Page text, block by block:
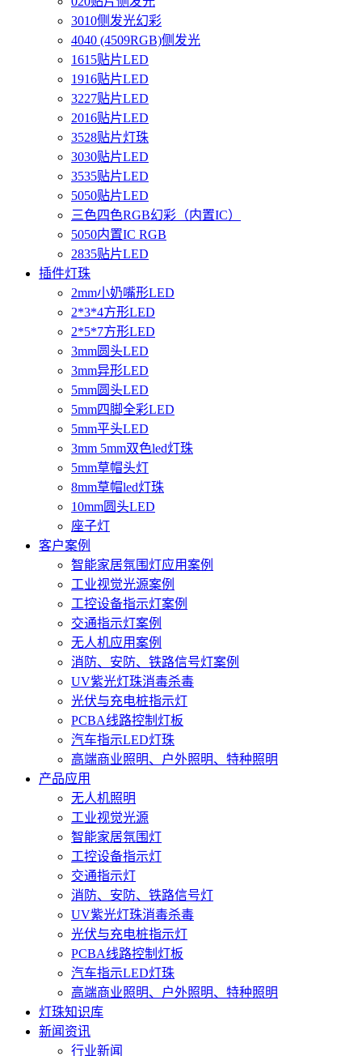
3010侧发光幻彩
4040 (4509RGB)侧发光
1615贴片LED
1916贴片LED
3227贴片LED
2016贴片LED
3528贴片灯珠
3030贴片LED
3535贴片LED
5050贴片LED
三色四色RGB幻彩（内置IC）
5050内置IC RGB
2835贴片LED
插件灯珠
2mm小奶嘴形LED
2*3*4方形LED
2*5*7方形LED
3mm圆头LED
3mm异形LED
5mm圆头LED
5mm四脚全彩LED
5mm平头LED
3mm 5mm双色led灯珠
5mm草帽头灯
8mm草帽led灯珠
10mm圆头LED
座子灯
客户案例
智能家居氛围灯应用案例
工业视觉光源案例
工控设备指示灯案例
交通指示灯案例
无人机应用案例
消防、安防、铁路信号灯案例
UV紫光灯珠消毒杀毒
光伏与充电桩指示灯
PCBA线路控制灯板
汽车指示LED灯珠
高端商业照明、户外照明、特种照明
产品应用
无人机照明
工业视觉光源
智能家居氛围灯
工控设备指示灯
交通指示灯
消防、安防、铁路信号灯
UV紫光灯珠消毒杀毒
光伏与充电桩指示灯
PCBA线路控制灯板
汽车指示LED灯珠
高端商业照明、户外照明、特种照明
灯珠知识库
新闻资讯
行业新闻